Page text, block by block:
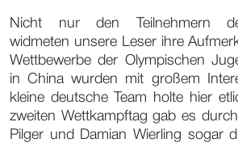
Nicht nur den Teilnehmern
widmeten unsere Leser ihre
Wettbewerbe der Olympischen
in China wurden mit großem
kleine deutsche Team holte hier
zweiten Wettkampftag gab es
Pilger und Damian Wierling sogar